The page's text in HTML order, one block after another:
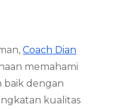
Coach Dian
memahami
baik dengan
kualitas